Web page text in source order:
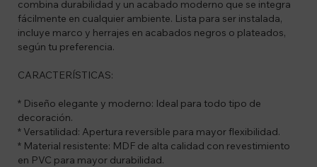
combina durabilidad y un acabado moderno que se integra
fácilmente en cualquier ambiente. Lista para ser instalada,
incluye marco y herrajes en acabados negros o plateados,
según tu preferencia.
CARACTERÍSTICAS:
* Diseño elegante y moderno: Ideal para todo tipo de
decoración.
* Versatilidad: Apertura reversible para mayor flexibilidad.
* Material resistente: MDF de alta calidad con revestimiento
en PVC para mayor durabilidad.